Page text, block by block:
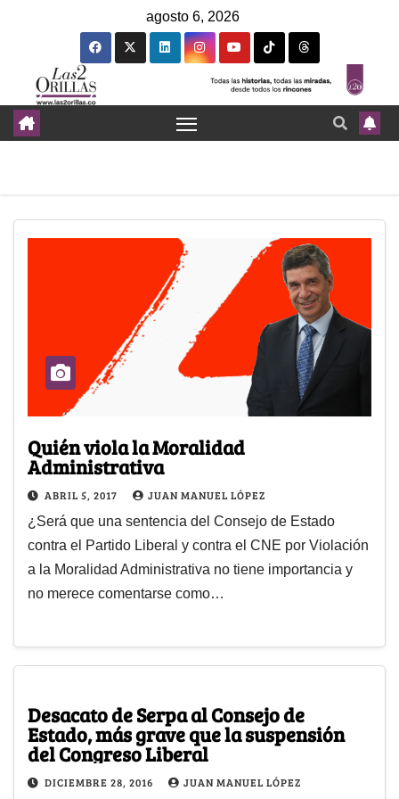
agosto 6, 2026
Quién viola la Moralidad
Administrativa
ABRIL 5, 2017 JUAN MANUEL LÓPEZ
¿Será que una sentencia del Consejo de Estado
contra el Partido Liberal y contra el CNE por Violación
a la Moralidad Administrativa no tiene importancia y
no merece comentarse como…
Desacato de Serpa al Consejo de
Estado, más grave que la suspensión
del Congreso Liberal
DICIEMBRE 28, 2016 JUAN MANUEL LÓPEZ